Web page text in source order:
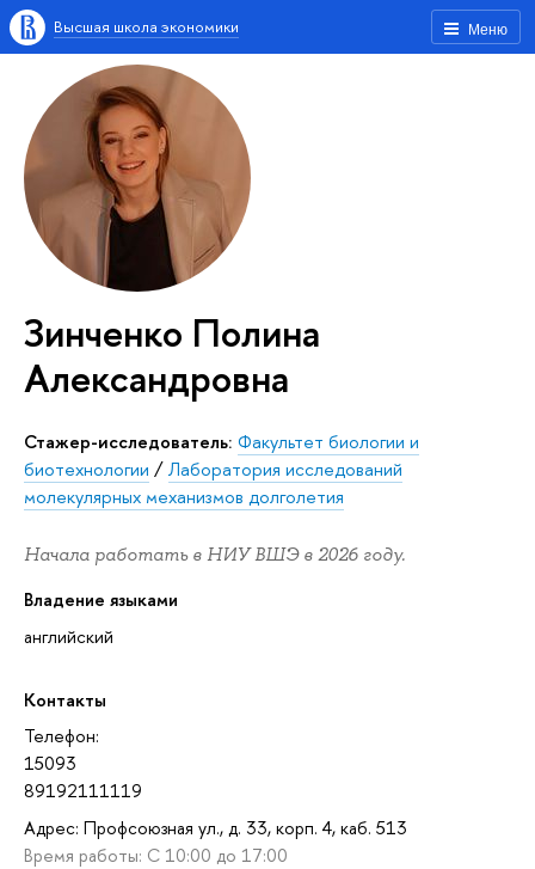
Меню
Высшая школа экономики
Зинченко Полина
Александровна
Стажер-исследователь: Факультет биологии и
биотехнологии /Лаборатория исследований
молекулярных механизмов долголетия
Начала работать в НИУ ВШЭ в 2026 году.
Владение языками
английский
Контакты
Телефон:
15093
89192111119
Адрес: Профсоюзная ул., д. 33, корп. 4, каб. 513
Время работы: C 10:00 до 17:00